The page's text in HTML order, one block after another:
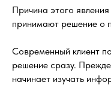
Причина этого
принимают решение о
Современный клиент
решение сразу.
начинает изучать